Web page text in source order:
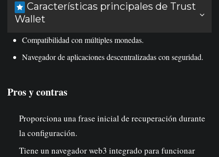
Características principales de Trust
Wallet
Compatibilidad con múltiples monedas.
Navegador de aplicaciones descentralizadas con seguridad.
Pros y contras
Proporciona una frase inicial de recuperación durante
la configuración.
Tiene un navegador web3 integrado para funcionar